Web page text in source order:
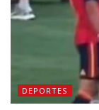
DEPORTES